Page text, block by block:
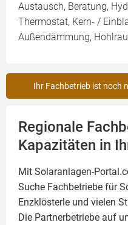
Austausch, Beratung,
Thermostat, Kern- /
Außendämmung,
Ihr Fachbetrieb ist noch
Regionale
Kapazitäten in
Mit Solaranlagen-
Suche Fachbetriebe für
Enzklösterle und vielen
Die Partnerbetriebe auf